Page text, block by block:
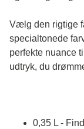
Vælg den rigtige
specialtonede
perfekte nuance
udtryk, du
0,35 L -